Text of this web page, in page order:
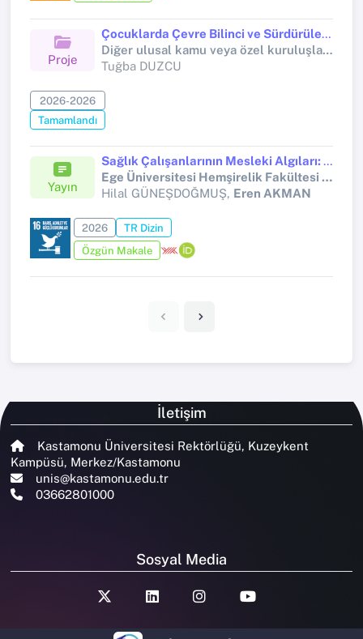
Proje
Çocuklarda Çevre Bilinci ve Sürdürülebilir Yaşam Eğitimi
Diğer ulusal kamu veya özel kuruluşlar tarafından desteklenen bilimsel araştırma projeleri (Diğer (Ulusal))
Tuğba DUZCU
2026-2026
Tamamlandı
Yayın
Sağlık Çalışanlarının Mesleki Algıları: COVID-19 Pandemisinin Etkileri
Ege Üniversitesi Hemşirelik Fakültesi Dergisi
Hilal GÜNEŞDOĞMUŞ, Eren AKMAN
2026
TR Dizin
Özgün Makale
İletişim
Kastamonu Üniversitesi Rektörlüğü, Kuzeykent
Kampüsü, Merkez/Kastamonu
unis@kastamonu.edu.tr
03662801000
Sosyal Media